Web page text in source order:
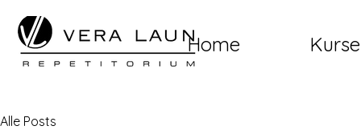
Home Kurse
Alle Posts